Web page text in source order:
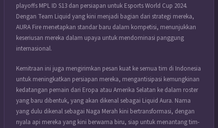
playoffs MPL ID S13 dan persiapan untuk Esports World Cup 2024.
Dengan Team Liquid yang kini menjadi bagian dari strategi mereka,
AURA Fire menetapkan standar baru dalam kompetisi, menunjukkan
keseriusan mereka dalam upaya untuk mendominasi panggung
internasional.
Kemitraan ini juga mengirimkan pesan kuat ke semua tim di Indonesia
untuk meningkatkan persiapan mereka, mengantisipasi kemungkinan
kedatangan pemain dari Eropa atau Amerika Selatan ke dalam roster
yang baru dibentuk, yang akan dikenal sebagai Liquid Aura. Nama
yang dulu dikenal sebagai Naga Merah kini bertransformasi, dengan
nyala api mereka yang kini berwarna biru, siap untuk menantang tim-